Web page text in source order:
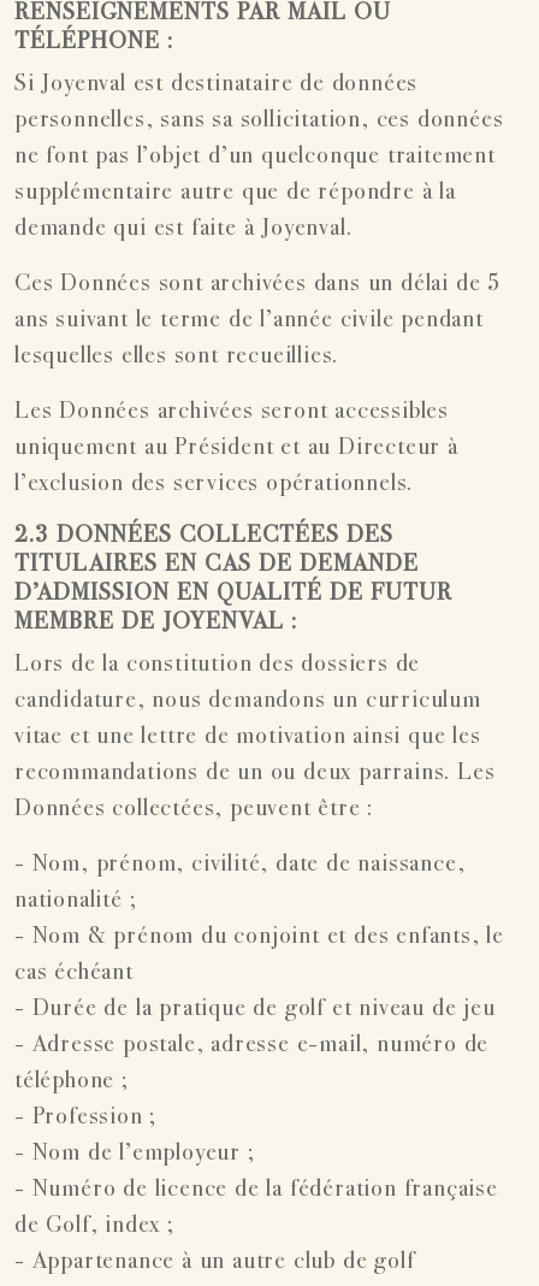
RENSEIGNEMENTS PAR MAIL OU
TÉLÉPHONE :
Si Joyenval est destinataire de données
personnelles, sans sa sollicitation, ces données
ne font pas l’objet d’un quelconque traitement
supplémentaire autre que de répondre à la
demande qui est faite à Joyenval.
Ces Données sont archivées dans un délai de 5
ans suivant le terme de l’année civile pendant
lesquelles elles sont recueillies.
Les Données archivées seront accessibles
uniquement au Président et au Directeur à
l’exclusion des services opérationnels.
2.3 DONNÉES COLLECTÉES DES
TITULAIRES EN CAS DE DEMANDE
D’ADMISSION EN QUALITÉ DE FUTUR
MEMBRE DE JOYENVAL :
Lors de la constitution des dossiers de
candidature, nous demandons un curriculum
vitae et une lettre de motivation ainsi que les
recommandations de un ou deux parrains. Les
Données collectées, peuvent être :
- Nom, prénom, civilité, date de naissance,
nationalité ;
- Nom & prénom du conjoint et des enfants, le
cas échéant
- Durée de la pratique de golf et niveau de jeu
- Adresse postale, adresse e-mail, numéro de
téléphone ;
- Profession ;
- Nom de l’employeur ;
- Numéro de licence de la fédération française
de Golf, index ;
- Appartenance à un autre club de golf